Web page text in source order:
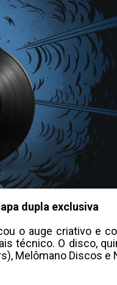
dupla exclusiva
o auge criativo e
técnico. O disco,
Melômano Discos